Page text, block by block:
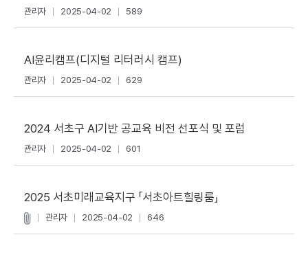
관리자 2025-04-02 589
AI윤리캠프(디지털 리터러시 캠프)
관리자 2025-04-02 629
2024 서초구 AI기반 공교육 비전 선포식 및 포럼
관리자 2025-04-02 601
2025 서초미래교육지구 「서초아트힐링룸」
관리자 2025-04-02 646